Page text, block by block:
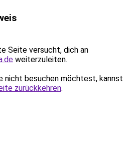
Seite versucht, dich an
weiterzuleiten.
nicht besuchen möchtest, kannst
zurückkehren.